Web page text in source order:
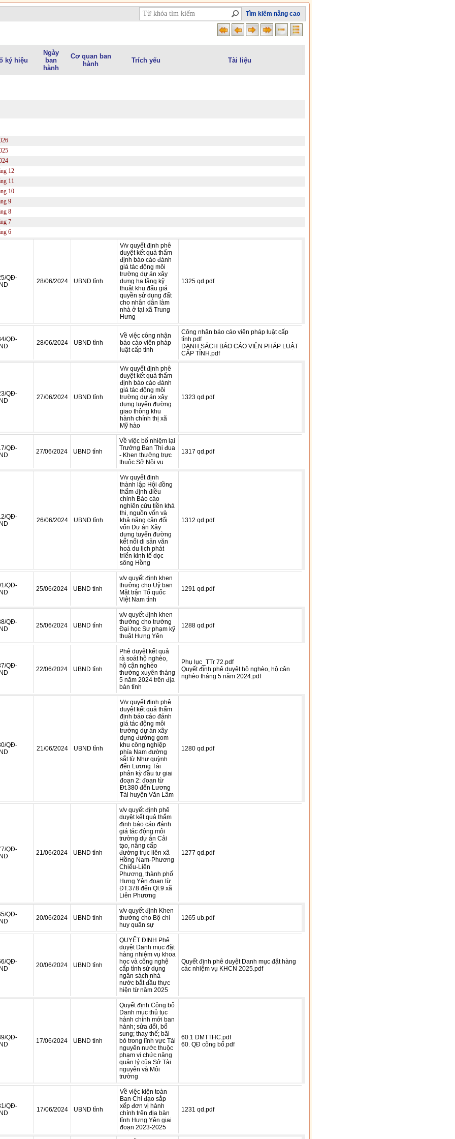
Tìm kiếm nâng cao
ký hiệu
Ngày
ban
hành
Cơ quan ban
hành
Trích yếu Tài liệu
12
11
10
9
8
7
6
QĐ-
28/06/2024 UBND tỉnh
V/v quyết định phê
duyệt kết quả thẩm
định báo cáo đánh
giá tác động môi
trường dự án xây
dựng hạ tầng kỹ
thuật khu đấu giá
quyền sử dụng đất
cho nhân dân làm
nhà ở tại xã Trung
Hưng
1325 qd.pdf
QĐ-
28/06/2024 UBND tỉnh
Về việc công nhận
báo cáo viên pháp
luật cấp tỉnh
Công nhận báo cáo viên pháp luật cấp
tỉnh.pdf
DANH SÁCH BÁO CÁO VIÊN PHÁP LUẬT
CẤP TỈNH.pdf
QĐ-
27/06/2024 UBND tỉnh
V/v quyết định phê
duyệt kết quả thẩm
định báo cáo đánh
giá tác động môi
trường dự án xây
dựng tuyến đường
giao thông khu
hành chính thị xã
Mỹ hào
1323 qd.pdf
QĐ-
27/06/2024 UBND tỉnh
Về việc bổ nhiệm lại
Trưởng Ban Thi đua
- Khen thưởng trực
thuộc Sở Nội vụ
1317 qd.pdf
QĐ-
26/06/2024 UBND tỉnh
V/v quyết định
thành lập Hội đồng
thẩm định điều
chỉnh Báo cáo
nghiên cứu tiền khả
thi, nguồn vốn và
khả năng cân đối
vốn Dự án Xây
dựng tuyến đường
kết nối di sản văn
hoá du lịch phát
triển kinh tế dọc
sông Hồng
1312 qd.pdf
QĐ-
25/06/2024 UBND tỉnh
v/v quyết định khen
thưởng cho Uỷ ban
Mặt trận Tổ quốc
Việt Nam tỉnh
1291 qd.pdf
QĐ-
25/06/2024 UBND tỉnh
v/v quyết định khen
thưởng cho trường
Đại học Sư phạm kỹ
thuật Hưng Yên
1288 qd.pdf
QĐ-
22/06/2024 UBND tỉnh
Phê duyệt kết quả
rà soát hộ nghèo,
hộ cận nghèo
thường xuyên tháng
5 năm 2024 trên địa
bàn tỉnh
Phụ lục_TTr 72.pdf
Quyết định phê duyệt hộ nghèo, hộ cân
nghèo tháng 5 năm 2024.pdf
QĐ-
21/06/2024 UBND tỉnh
V/v quyết định phê
duyệt kết quả thẩm
định báo cáo đánh
giá tác động môi
trường dự án xây
dựng đường gom
khu công nghiệp
phía Nam đường
sắt từ Như quỳnh
đến Lương Tài
phân kỳ đầu tư giai
đoạn 2: đoạn từ
Đt.380 đến Lương
Tài huyện Văn Lâm
1280 qd.pdf
QĐ-
21/06/2024 UBND tỉnh
v/v quyết định phê
duyệt kết quả thẩm
định báo cáo đánh
giá tác động môi
trường dự án Cải
tạo, nâng cấp
đường trục liên xã
Hồng Nam-Phương
Chiểu-Liên
Phương, thành phố
Hưng Yên đoạn từ
ĐT.378 đến Ql.9 xã
Liên Phương
1277 qd.pdf
QĐ-
20/06/2024 UBND tỉnh
v/v quyết định Khen
thưởng cho Bộ chỉ
huy quân sự
1265 ub.pdf
QĐ-
20/06/2024 UBND tỉnh
QUYẾT ĐỊNH Phê
duyệt Danh mục đặt
hàng nhiệm vụ khoa
học và công nghệ
cấp tỉnh sử dụng
ngân sách nhà
nước bắt đầu thực
hiện từ năm 2025
Quyết định phê duyệt Danh mục đặt hàng
các nhiệm vụ KHCN 2025.pdf
QĐ-
17/06/2024 UBND tỉnh
Quyết định Công bố
Danh mục thủ tục
hành chính mới ban
hành; sửa đổi, bổ
sung; thay thế; bãi
bỏ trong lĩnh vực Tài
nguyên nước thuộc
phạm vi chức năng
quản lý của Sở Tài
nguyên và Môi
trường
60.1 DMTTHC.pdf
60. QĐ công bố.pdf
QĐ-
17/06/2024 UBND tỉnh
Về việc kiện toàn
Ban Chỉ đạo sắp
xếp đơn vị hành
chính trên địa bàn
tỉnh Hưng Yên giai
đoạn 2023-2025
1231 qd.pdf